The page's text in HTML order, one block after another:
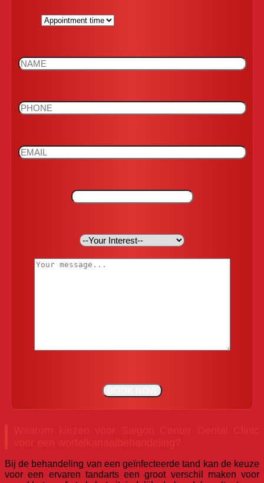
Bij de behandeling van een geïnfecteerde tand kan de keuze
voor een ervaren tandarts een groot verschil maken voor